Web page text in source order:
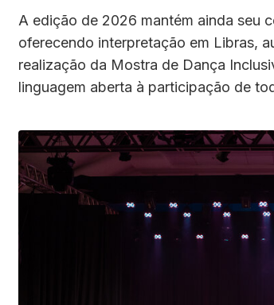
A edição de 2026 mantém ainda seu
oferecendo interpretação em Libras,
realização da Mostra de Dança
linguagem aberta à participação de